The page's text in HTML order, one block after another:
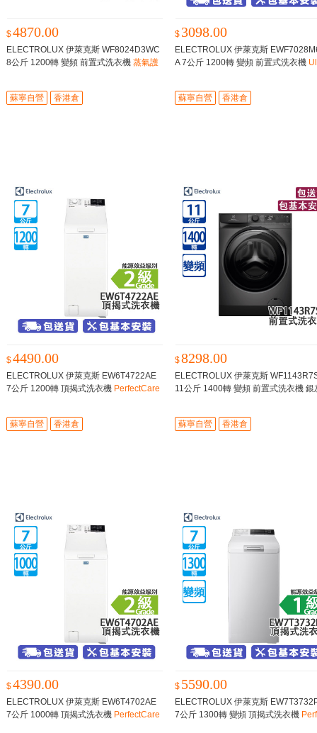
$4870.00
ELECTROLUX 伊萊克斯 WF8024D3WC
8公斤 1200轉 變頻 前置式洗衣機 蒸氣護
蘇寧自營 香港倉
$ 3098.00
ELECTROLUX 伊萊克斯
A 7公斤 1200轉 變頻 前置式洗衣機
蘇寧自營 香港倉
$4490.00
ELECTROLUX 伊萊克斯 EW6T4722AE
7公斤 1200轉 頂揭式洗衣機 PerfectCare
蘇寧自營
香港倉
$8298.00
ELECTROLUX 伊萊克斯
11公斤 1400轉 變頻 前置式洗衣機 銀
蘇寧自營 香港倉
$4390.00
ELECTROLUX 伊萊克斯 EW6T4702AE
7公斤 1000轉 頂揭式洗衣機 PerfectCare
$ 5590.00
ELECTROLUX 伊萊克斯
7公斤 1300轉 變頻 頂揭式洗衣機